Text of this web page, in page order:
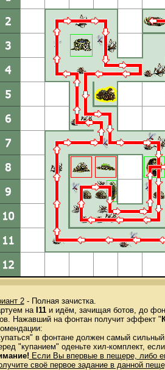
2- Полная зачистка.
на I11и идём, зачищая ботов, до
Нажавший на фонтан получит эффект "
в фонтане должен самый
"купанием" оденьте хил-комплект,
Если Вы впервые в пещере, либо
своё первое задание в данной